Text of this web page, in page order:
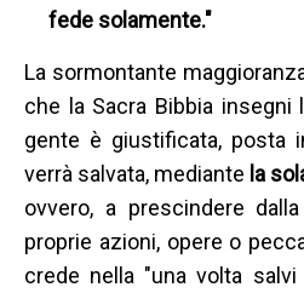
fede solamente."
La sormontante
che la Sacra Bibbia insegni
gente è giustificata, posta
verrà salvata, mediante la
ovvero, a prescindere
proprie azioni, opere o
crede nella "una volta